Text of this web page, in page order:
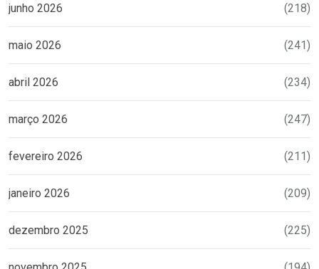
junho 2026 (218)
maio 2026 (241)
abril 2026 (234)
março 2026 (247)
fevereiro 2026 (211)
janeiro 2026 (209)
dezembro 2025 (225)